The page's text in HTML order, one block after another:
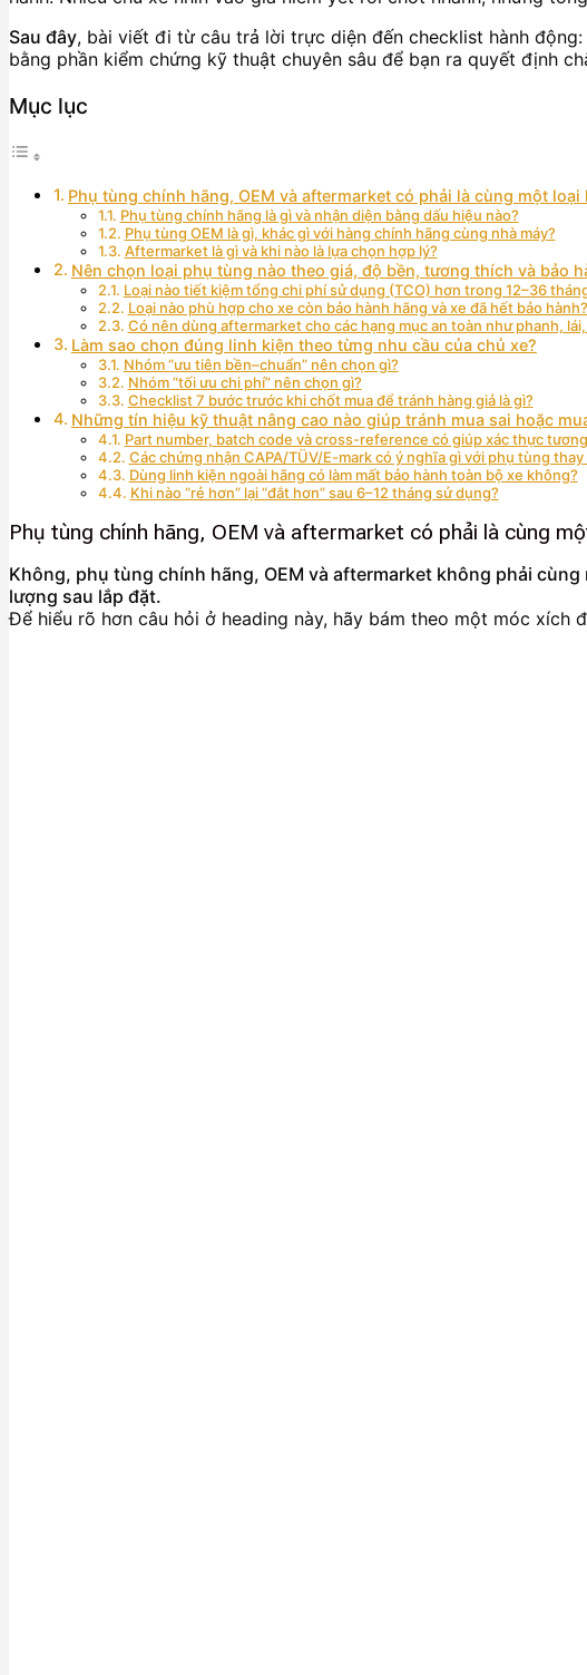
Sau đây, bài viết đi từ câu trả lời trực diện đến checklist hành
bằng phần kiểm chứng kỹ thuật chuyên sâu để bạn ra quyết định
Mục lục
Phụ tùng chính hãng, OEM và aftermarket có phải là cùng một loại
Phụ tùng chính hãng là gì và nhận diện bằng dấu hiệu nào?
Phụ tùng OEM là gì, khác gì với hàng chính hãng cùng nhà máy?
Aftermarket là gì và khi nào là lựa chọn hợp lý?
Nên chọn loại phụ tùng nào theo giá, độ bền, tương thích và bảo
Loại nào tiết kiệm tổng chi phí sử dụng (TCO) hơn trong 12–36
Loại nào phù hợp cho xe còn bảo hành hãng và xe đã hết bảo hành?
Có nên dùng aftermarket cho các hạng mục an toàn như phanh,
Làm sao chọn đúng linh kiện theo từng nhu cầu của chủ xe?
Nhóm “ưu tiên bền–chuẩn” nên chọn gì?
Nhóm “tối ưu chi phí” nên chọn gì?
Checklist 7 bước trước khi chốt mua để tránh hàng giả là gì?
Những tín hiệu kỹ thuật nâng cao nào giúp tránh mua sai hoặc
Part number, batch code và cross-reference có giúp xác thực
Các chứng nhận CAPA/TÜV/E-mark có ý nghĩa gì với phụ tùng thay
Dùng linh kiện ngoài hãng có làm mất bảo hành toàn bộ xe không?
Khi nào “rẻ hơn” lại “đắt hơn” sau 6–12 tháng sử dụng?
Phụ tùng chính hãng, OEM và aftermarket có phải là cùng
Không, phụ tùng chính hãng, OEM và aftermarket không phải
lượng sau lắp đặt.
Để hiểu rõ hơn câu hỏi ở heading này, hãy bám theo một móc xích